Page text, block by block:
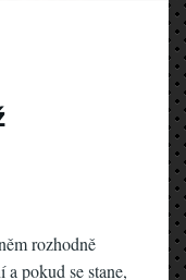
rozhodně
pokud se stane,